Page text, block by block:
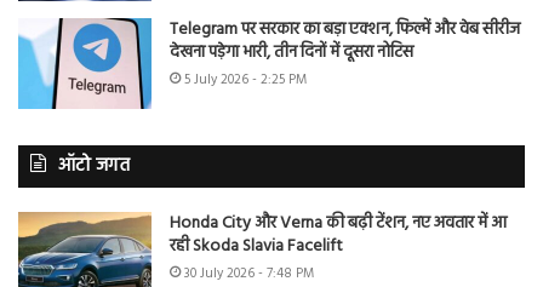
Telegram पर सरकार का बड़ा एक्शन, फिल्में और वेब सीरीज
देखना पड़ेगा भारी, तीन दिनों में दूसरा नोटिस
5 July 2026 - 2:25 PM
ऑटो जगत
Honda City और Verna की बढ़ी टेंशन, नए अवतार में आ
रही Skoda Slavia Facelift
30 July 2026 - 7:48 PM